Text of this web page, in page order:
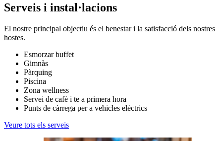
Serveis i instal·lacions
El nostre principal objectiu és el benestar i la satisfacció dels nostres
hostes.
Esmorzar buffet
Gimnàs
Pàrquing
Piscina
Zona wellness
Servei de cafè i te a primera hora
Punts de càrrega per a vehicles elèctrics
Veure tots els serveis